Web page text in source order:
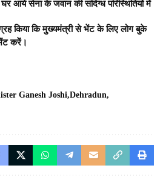
आये सेना के जवान की संदिग्ध परिस्थितियों में
किया कि मुख्यमंत्री से भेंट के लिए लोग बुके
करें।
Ganesh Joshi Dehradun